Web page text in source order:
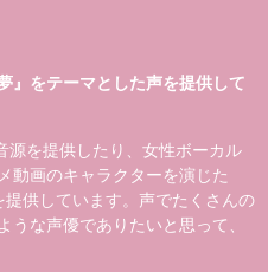
』をテーマとした声を提供して
源を提供したり、女性ボーカル
動画のキャラクターを演じた
供しています。声でたくさんの
うな声優でありたいと思って、